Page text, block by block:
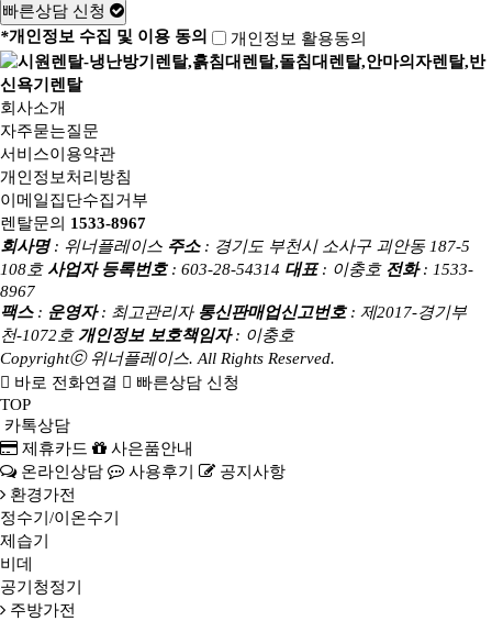
빠른상담 신청
*개인정보 수집 및 이용 동의 개인정보 활용동의
회사소개
자주묻는질문
서비스이용약관
개인정보처리방침
이메일집단수집거부
렌탈문의 1533-8967
회사명: 위너플레이스 주소: 경기도 부천시 소사구 괴안동 187-5
108호 사업자 등록번호: 603-28-54314 대표: 이충호 전화: 1533-
8967
팩스: 운영자: 최고관리자 통신판매업신고번호: 제2017-경기부
천-1072호 개인정보 보호책임자: 이충호
Copyrightⓒ 위너플레이스. All Rights Reserved.
바로 전화연결
빠른상담 신청
TOP
카톡상담
제휴카드
사은품안내
온라인상담
사용후기
공지사항
환경가전
정수기/이온수기
제습기
비데
공기청정기
주방가전